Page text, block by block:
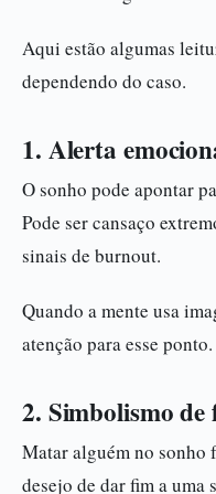
Aqui estão algumas
dependendo do caso.
1. Alerta
O sonho pode apontar
Pode ser cansaço
sinais de burnout.
Quando a mente usa
atenção para esse ponto.
2. Simbolismo de
Matar alguém no sonho
desejo de dar fim a uma